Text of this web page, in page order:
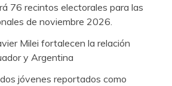
76 recintos electorales para las
de noviembre 2026.
Milei fortalecen la relación
y Argentina
jóvenes reportados como